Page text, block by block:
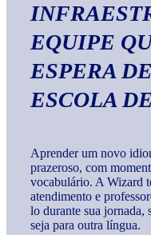
EQUIPE
ESPERA
ESCOLA
Aprender um novo
prazeroso, com
vocabulário. A Wizard
atendimento e
lo durante sua jornada,
seja para outra língua.